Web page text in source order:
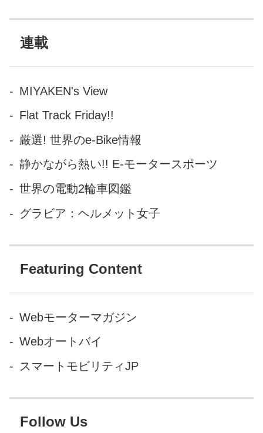
連載
MIYAKEN's View
Flat Track Friday!!
厳選! 世界のe-Bike情報
静かながら熱い!! E-モータースポーツ
世界の電動2輪車図鑑
グラビア：ヘルメット女子
Featuring Content
Webモーターマガジン
Webオートバイ
スマートモビリティJP
Follow Us